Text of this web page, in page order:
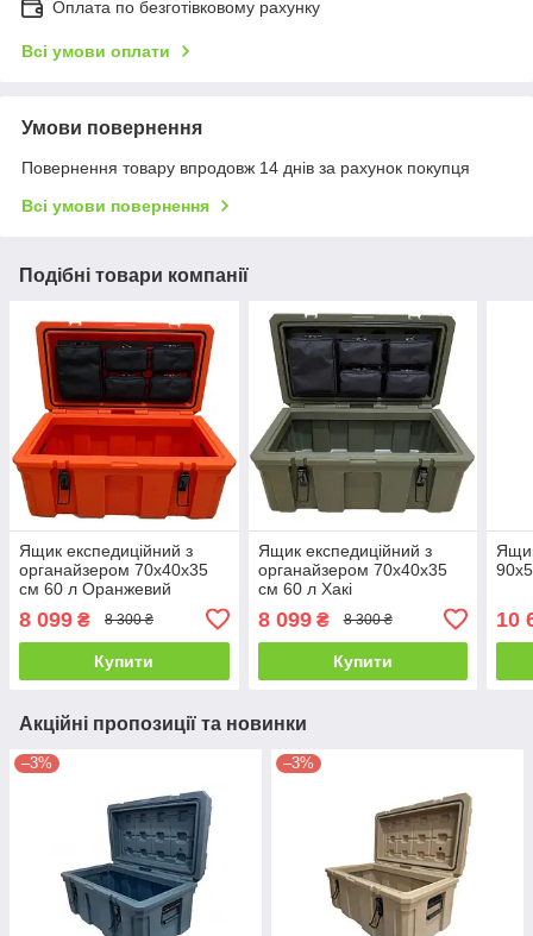
Оплата по безготівковому рахунку
Всі умови оплати
Умови повернення
Повернення товару впродовж 14 днів за рахунок покупця
Всі умови повернення
Подібні товари компанії
Ящик експедиційний з
органайзером 70х40х35
см 60 л Оранжевий
8 099 ₴ 8 300 ₴
Купити
Ящик експедиційний з
органайзером 70х40х35
см 60 л Хакі
8 099₴ 8 300 ₴
Купити
10
Акційні пропозиції та новинки
–3% –3%